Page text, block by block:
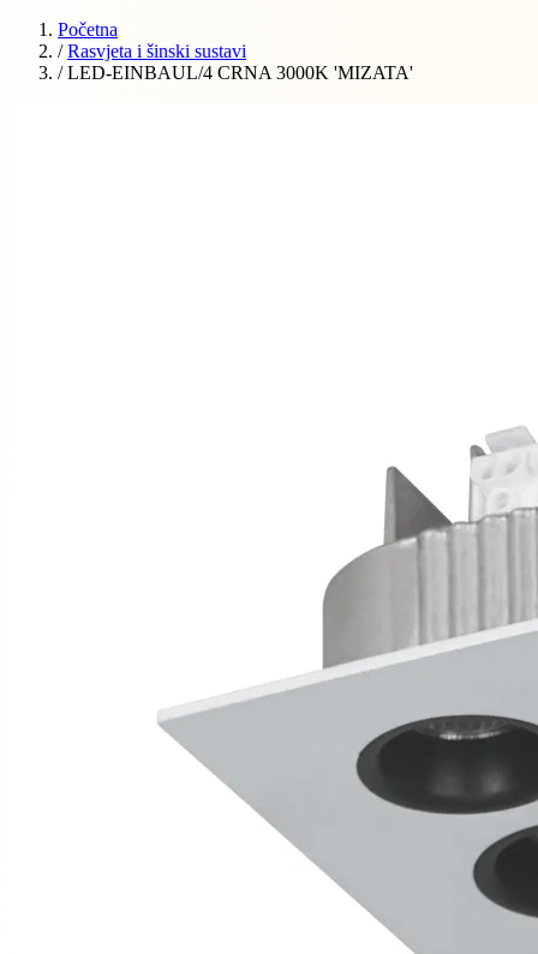
Početna
/ Rasvjeta i šinski sustavi
/ LED-EINBAUL/4 CRNA 3000K 'MIZATA'